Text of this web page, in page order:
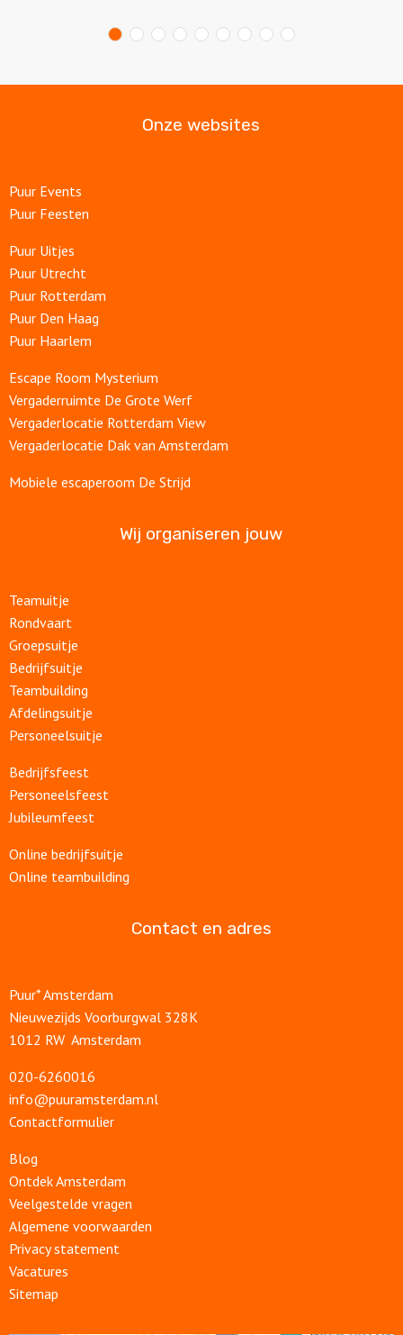
Onze websites
Puur Events
Puur Feesten
Puur Uitjes
Puur Utrecht
Puur Rotterdam
Puur Den Haag
Puur Haarlem
Escape Room Mysterium
Vergaderruimte De Grote Werf
Vergaderlocatie Rotterdam View
Vergaderlocatie Dak van Amsterdam
Mobiele escaperoom De Strijd
Wij organiseren jouw
Teamuitje
Rondvaart
Groepsuitje
Bedrijfsuitje
Teambuilding
Afdelingsuitje
Personeelsuitje
Bedrijfsfeest
Personeelsfeest
Jubileumfeest
Online bedrijfsuitje
Online teambuilding
Contact en adres
Puur* Amsterdam
Nieuwezijds Voorburgwal 328K
1012 RW Amsterdam
020-6260016
info@puuramsterdam.nl
Contactformulier
Blog
Ontdek Amsterdam
Veelgestelde vragen
Algemene voorwaarden
Privacy statement
Vacatures
Sitemap